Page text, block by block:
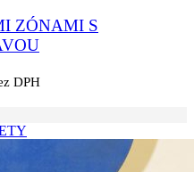
ZÓNAMI S
DPH